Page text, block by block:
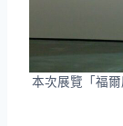
本次展覽「福